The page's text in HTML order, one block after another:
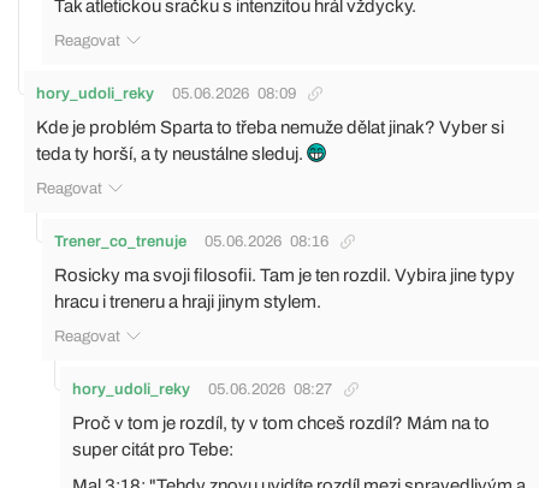
Tak atletickou sračku s intenzitou hrál vždycky.
Reagovat
hory_udoli_reky 05.06.2026 08:09
Kde je problém Sparta to třeba nemuže dělat jinak? Vyber si
teda ty horší, a ty neustálne sleduj.
Reagovat
Trener_co_trenuje 05.06.2026 08:16
Rosicky ma svoji filosofii. Tam je ten rozdil. Vybira jine typy
hracu i treneru a hraji jinym stylem.
Reagovat
hory_udoli_reky 05.06.2026 08:27
Proč v tom je rozdíl, ty v tom chceš rozdíl? Mám na to
super citát pro Tebe: